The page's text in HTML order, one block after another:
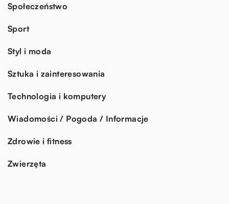
Społeczeństwo
Sport
Styl i moda
Sztuka i zainteresowania
Technologia i komputery
Wiadomości / Pogoda / Informacje
Zdrowie i fitness
Zwierzęta